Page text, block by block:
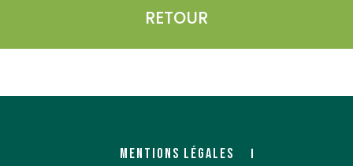
RETOUR
MENTIONS LÉGALES